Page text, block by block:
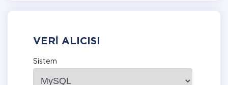
VERI ALICISI
Sistem